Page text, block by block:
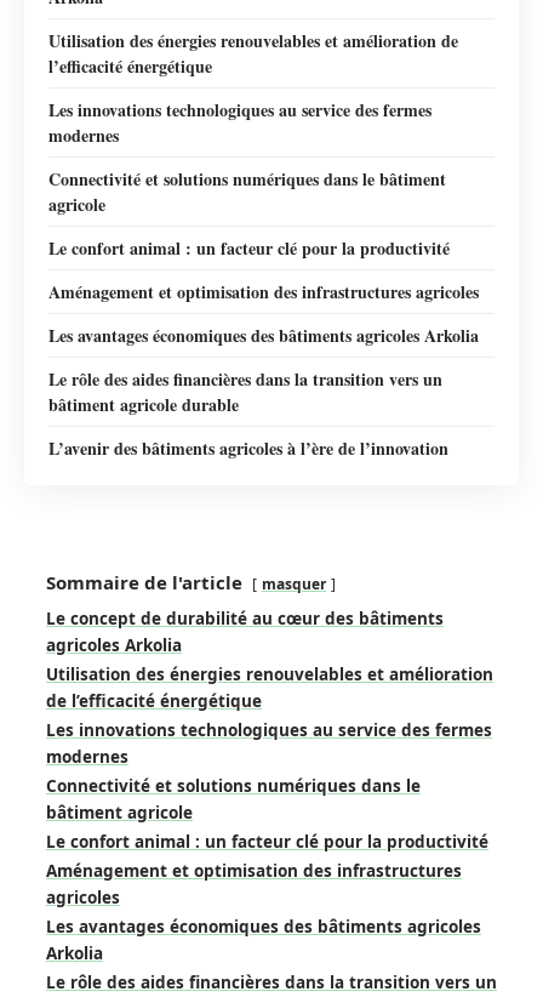
Utilisation des énergies renouvelables et amélioration de
l’efficacité énergétique
Les innovations technologiques au service des fermes
modernes
Connectivité et solutions numériques dans le bâtiment
agricole
Le confort animal : un facteur clé pour la productivité
Aménagement et optimisation des infrastructures agricoles
Les avantages économiques des bâtiments agricoles Arkolia
Le rôle des aides financières dans la transition vers un
bâtiment agricole durable
L’avenir des bâtiments agricoles à l’ère de l’innovation
Sommaire de l'article masquer
Le concept de durabilité au cœur des bâtiments
agricoles Arkolia
Utilisation des énergies renouvelables et amélioration
de l’efficacité énergétique
Les innovations technologiques au service des fermes
modernes
Connectivité et solutions numériques dans le
bâtiment agricole
Le confort animal : un facteur clé pour la productivité
Aménagement et optimisation des infrastructures
agricoles
Les avantages économiques des bâtiments agricoles
Arkolia
Le rôle des aides financières dans la transition vers un